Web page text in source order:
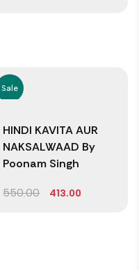
Sale
HINDI KAVITA AUR
NAKSALWAAD By
Poonam Singh
550.00 413.00